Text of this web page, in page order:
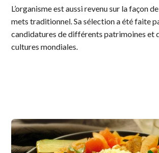
L’organisme est aussi revenu sur la façon
mets traditionnel. Sa sélection a été faite
candidatures de différents patrimoines et
cultures mondiales.